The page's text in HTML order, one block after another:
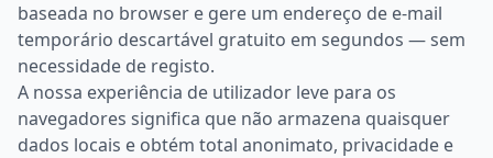
baseada no browser e gere um endereço de e-mail
temporário descartável gratuito em segundos — sem
necessidade de registo.
A nossa experiência de utilizador leve para os
navegadores significa que não armazena quaisquer
dados locais e obtém total anonimato, privacidade e